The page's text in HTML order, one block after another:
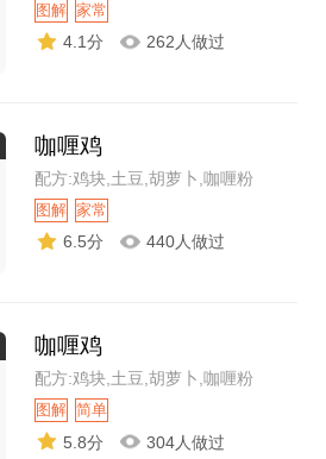
图解 家常
4.1分 262人做过
咖喱鸡
配方:鸡块,土豆,胡萝卜,咖喱粉
图解 家常
6.5分 440人做过
咖喱鸡
配方:鸡块,土豆,胡萝卜,咖喱粉
图解 简单
5.8分 304人做过